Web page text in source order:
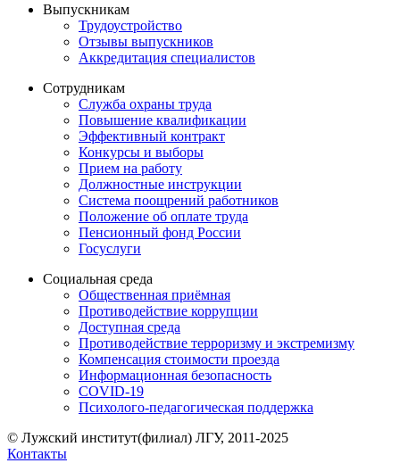
Выпускникам
Трудоустройство
Отзывы выпускников
Аккредитация специалистов
Сотрудникам
Служба охраны труда
Повышение квалификации
Эффективный контракт
Конкурсы и выборы
Прием на работу
Должностные инструкции
Система поощрений работников
Положение об оплате труда
Пенсионный фонд России
Госуслуги
Социальная среда
Общественная приёмная
Противодействие коррупции
Доступная среда
Противодействие терроризму и экстремизму
Компенсация стоимости проезда
Информационная безопасность
COVID-19
Психолого-педагогическая поддержка
© Лужский институт(филиал) ЛГУ, 2011-2025
Контакты